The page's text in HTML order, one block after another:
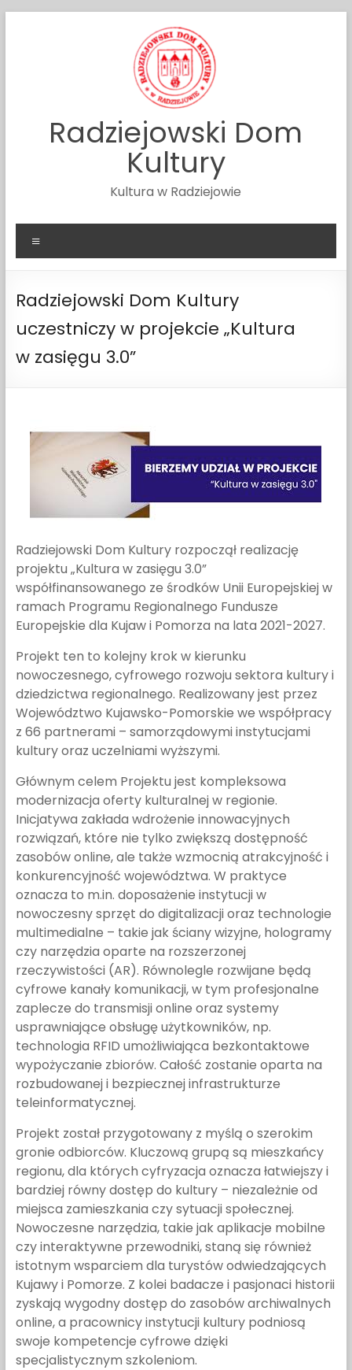
Radziejowski Dom
Kultury
Kultura w Radziejowie
Radziejowski Dom Kultury
uczestniczy w projekcie „Kultura
w zasięgu 3.0”
Radziejowski Dom Kultury rozpoczął realizację
projektu „Kultura w zasięgu 3.0”
współfinansowanego ze środków Unii Europejskiej w
ramach Programu Regionalnego Fundusze
Europejskie dla Kujaw i Pomorza na lata 2021-2027.
Projekt ten to kolejny krok w kierunku
nowoczesnego, cyfrowego rozwoju sektora kultury i
dziedzictwa regionalnego. Realizowany jest przez
Województwo Kujawsko-Pomorskie we współpracy
z 66 partnerami – samorządowymi instytucjami
kultury oraz uczelniami wyższymi.
Głównym celem Projektu jest kompleksowa
modernizacja oferty kulturalnej w regionie.
Inicjatywa zakłada wdrożenie innowacyjnych
rozwiązań, które nie tylko zwiększą dostępność
zasobów online, ale także wzmocnią atrakcyjność i
konkurencyjność województwa. W praktyce
oznacza to m.in. doposażenie instytucji w
nowoczesny sprzęt do digitalizacji oraz technologie
multimedialne – takie jak ściany wizyjne, hologramy
czy narzędzia oparte na rozszerzonej
rzeczywistości (AR). Równolegle rozwijane będą
cyfrowe kanały komunikacji, w tym profesjonalne
zaplecze do transmisji online oraz systemy
usprawniające obsługę użytkowników, np.
technologia RFID umożliwiająca bezkontaktowe
wypożyczanie zbiorów. Całość zostanie oparta na
rozbudowanej i bezpiecznej infrastrukturze
teleinformatycznej.
Projekt został przygotowany z myślą o szerokim
gronie odbiorców. Kluczową grupą są mieszkańcy
regionu, dla których cyfryzacja oznacza łatwiejszy i
bardziej równy dostęp do kultury – niezależnie od
miejsca zamieszkania czy sytuacji społecznej.
Nowoczesne narzędzia, takie jak aplikacje mobilne
czy interaktywne przewodniki, staną się również
istotnym wsparciem dla turystów odwiedzających
Kujawy i Pomorze. Z kolei badacze i pasjonaci historii
zyskają wygodny dostęp do zasobów archiwalnych
online, a pracownicy instytucji kultury podniosą
swoje kompetencje cyfrowe dzięki
specjalistycznym szkoleniom.